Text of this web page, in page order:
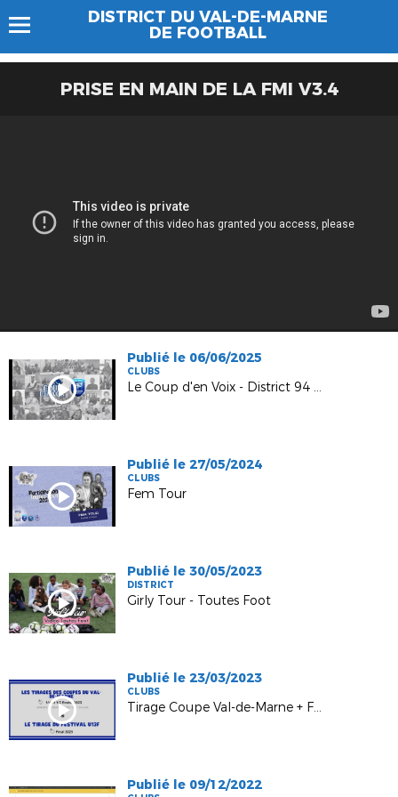
DISTRICT DU VAL-DE-MARNE
DE FOOTBALL
PRISE EN MAIN DE LA FMI V3.4
Publié le 06/06/2025
CLUBS
Le Coup d'en Voix - District 94 - Toutes Foot
Publié le 27/05/2024
CLUBS
Fem Tour
Publié le 30/05/2023
DISTRICT
Girly Tour - Toutes Foot
Publié le 23/03/2023
CLUBS
Tirage Coupe Val-de-Marne + Festival U13F
Publié le 09/12/2022